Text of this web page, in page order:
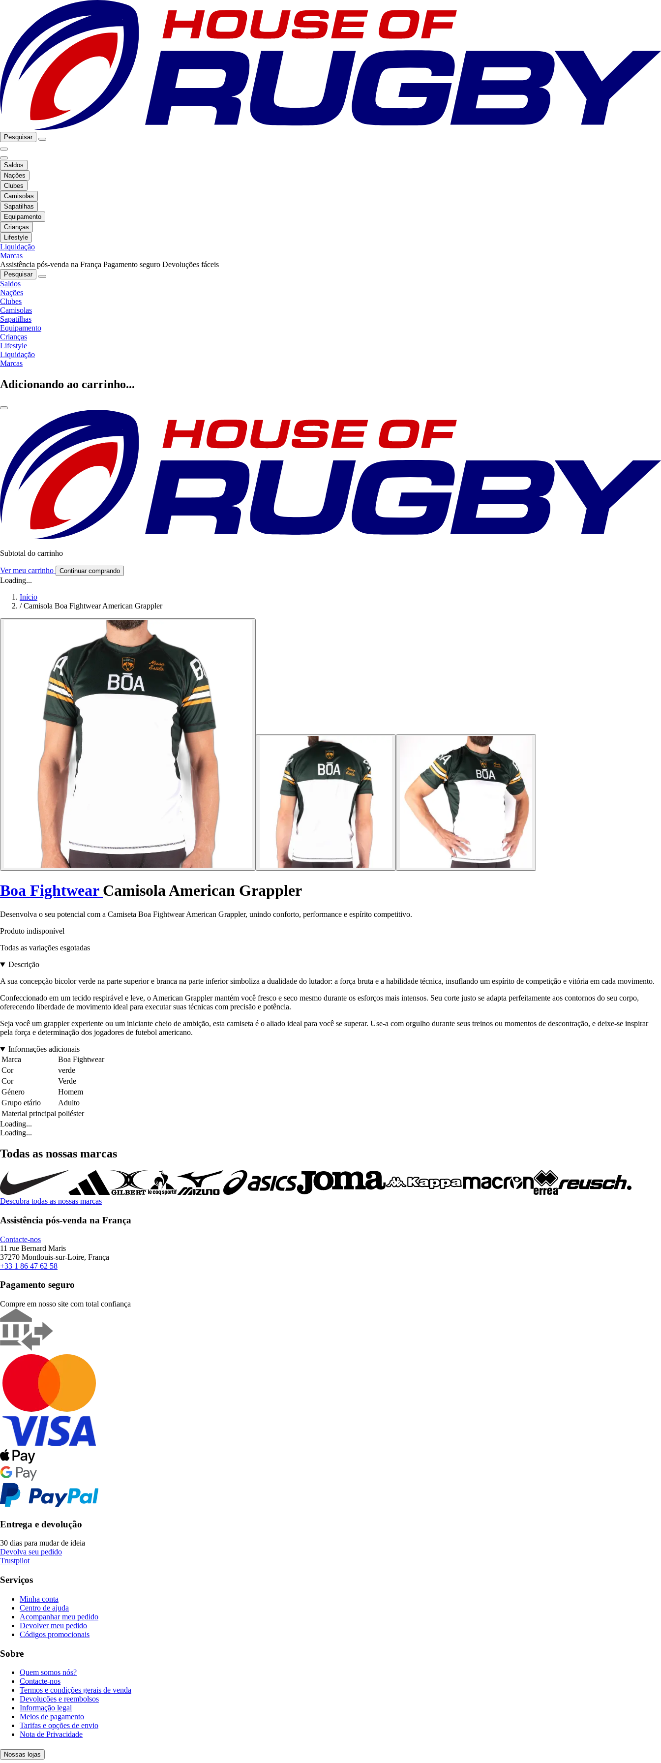
Pesquisar
Saldos
Nações
Clubes
Camisolas
Sapatilhas
Equipamento
Crianças
Lifestyle
Liquidação
Marcas
Assistência pós-venda na França Pagamento seguro Devoluções fáceis
Pesquisar
Saldos
Nações
Clubes
Camisolas
Sapatilhas
Equipamento
Crianças
Lifestyle
Liquidação
Marcas
Adicionando ao carrinho...
Subtotal do carrinho
Ver meu carrinho Continuar comprando
Loading...
Início
/ Camisola Boa Fightwear American Grappler
Boa Fightwear Camisola American Grappler
Desenvolva o seu potencial com a Camiseta Boa Fightwear American Grappler, unindo conforto, performance e espírito competitivo.
Produto indisponível
Todas as variações esgotadas
Descrição
A sua concepção bicolor verde na parte superior e branca na parte inferior simboliza a dualidade do lutador: a força bruta e a habilidade técnica, insuflando um espírito de competição e vitória em cada movimento.
Confeccionado em um tecido respirável e leve, o American Grappler mantém você fresco e seco mesmo durante os esforços mais intensos. Seu corte justo se adapta perfeitamente aos contornos do seu corpo,
oferecendo liberdade de movimento ideal para executar suas técnicas com precisão e potência.
Seja você um grappler experiente ou um iniciante cheio de ambição, esta camiseta é o aliado ideal para você se superar. Use-a com orgulho durante seus treinos ou momentos de descontração, e deixe-se inspirar
pela força e determinação dos jogadores de futebol americano.
Informações adicionais
Marca
Boa Fightwear
Cor
verde
Cor
Verde
Género
Homem
Grupo etário
Adulto
Material principal poliéster
Loading...
Loading...
Todas as nossas marcas
Descubra todas as nossas marcas
Assistência pós-venda na França
Contacte-nos
11 rue Bernard Maris
37270 Montlouis-sur-Loire, França
+33 1 86 47 62 58
Pagamento seguro
Compre em nosso site com total confiança
Entrega e devolução
30 dias para mudar de ideia
Devolva seu pedido
Trustpilot
Serviços
Minha conta
Centro de ajuda
Acompanhar meu pedido
Devolver meu pedido
Códigos promocionais
Sobre
Quem somos nós?
Contacte-nos
Termos e condições gerais de venda
Devoluções e reembolsos
Informação legal
Meios de pagamento
Tarifas e opções de envio
Nota de Privacidade
Nossas lojas